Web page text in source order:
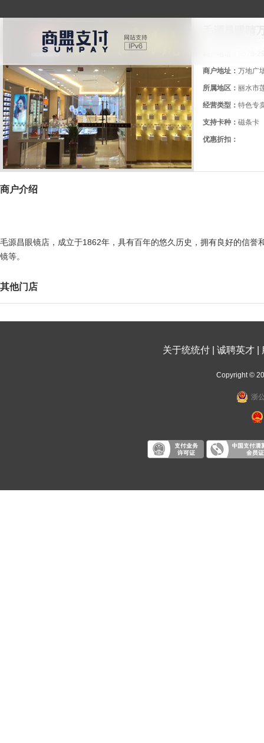
商户地址： 万地广
所属地区： 丽水市
经营类型： 特色专
支持卡种： 磁条卡
优惠折扣：
商户介绍
毛源昌眼镜店，成立于1862年，具有百年的悠久历史，拥有良好的信誉
镜等。
其他门店
关于统统付 诚聘英才
Copyright ©
浙